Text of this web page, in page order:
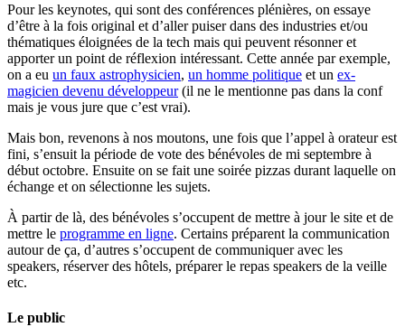
Pour les keynotes, qui sont des conférences plénières, on essaye
d’être à la fois original et d’aller puiser dans des industries et/ou
thématiques éloignées de la tech mais qui peuvent résonner et
apporter un point de réflexion intéressant. Cette année par exemple,
on a eu un faux astrophysicien, un homme politique et un ex-
magicien devenu développeur(il ne le mentionne pas dans la conf
mais je vous jure que c’est vrai).
Mais bon, revenons à nos moutons, une fois que l’appel à orateur est
fini, s’ensuit la période de vote des bénévoles de mi septembre à
début octobre. Ensuite on se fait une soirée pizzas durant laquelle on
échange et on sélectionne les sujets.
À partir de là, des bénévoles s’occupent de mettre à jour le site et de
mettre le programme en ligne. Certains préparent la communication
autour de ça, d’autres s’occupent de communiquer avec les
speakers, réserver des hôtels, préparer le repas speakers de la veille
etc.
Le public